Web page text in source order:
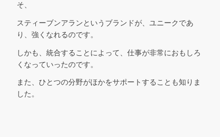
そ、
スティーブンアランというブランドが、ユニークであ
り、強くなれるのです。
しかも、統合することによって、仕事が非常におもしろ
くなっていったのです。
また、ひとつの分野がほかをサポートすることも知りま
した。